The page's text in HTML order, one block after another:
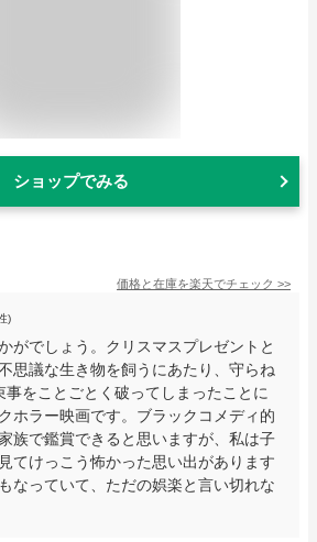
ショップでみる
価格と在庫を楽天でチェック >>
)
がでしょう。クリスマスプレゼントと
思議な生き物を飼うにあたり、守らね
事をことごとく破ってしまったことに
ホラー映画です。ブラックコメディ的
族で鑑賞できると思いますが、私は子
てけっこう怖かった思い出があります
なっていて、ただの娯楽と言い切れな